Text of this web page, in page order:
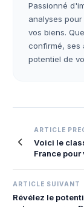
Passionné
analyses
vos biens.
confirmé, ses
potentiel de
Navigation
de
ARTICLE
Voici le
France pour
ARTICLE SUIVANT
Révélez le